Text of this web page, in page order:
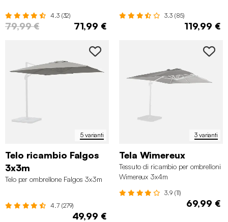
4.3 (32)
79,99 € 71,99 €
3.3 (85)
119,99 €
5 varianti
Telo ricambio Falgos
3x3m
Telo per ombrellone Falgos 3x3m
4.7 (279)
49,99 €
3 varianti
Tela Wimereux
Tessuto di ricambio per ombrelloni
Wimereux 3x4m
3.9 (11)
69,99 €